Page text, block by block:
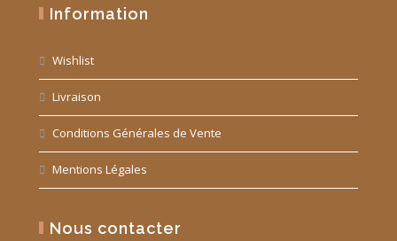
Information
Wishlist
Livraison
Conditions Générales de Vente
Mentions Légales
Nous contacter